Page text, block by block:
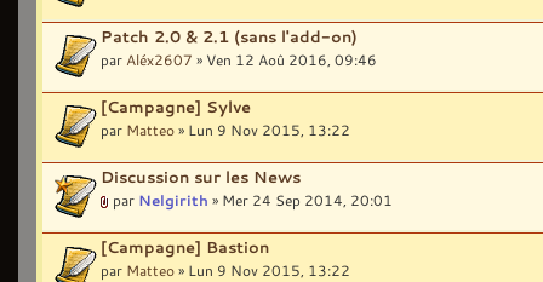
Patch 2.0 & 2.1 (sans l'add-on)
par Aléx2607 » Ven 12 Aoû 2016, 09:46
[Campagne] Sylve
par Matteo» Lun 9 Nov 2015, 13:22
Discussion sur les News
par Nelgirith » Mer 24 Sep 2014, 20:01
[Campagne] Bastion
par Matteo» Lun 9 Nov 2015, 13:22